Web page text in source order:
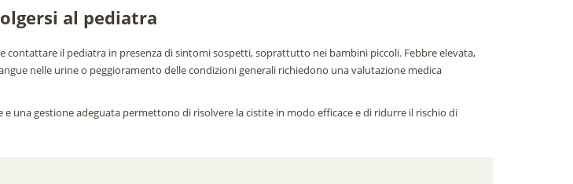
al pediatra
contattare il pediatra in presenza di sintomi sospetti, soprattutto nei bambini piccoli. Febbre elevata,
nelle urine o peggioramento delle condizioni generali richiedono una valutazione medica
e una gestione adeguata permettono di risolvere la cistite in modo efficace e di ridurre il rischio di